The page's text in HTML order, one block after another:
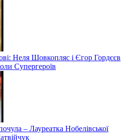
Неля Шовкопляс і Єгор Гордєєв
Супергероїв
– Лауреатка Нобелівської